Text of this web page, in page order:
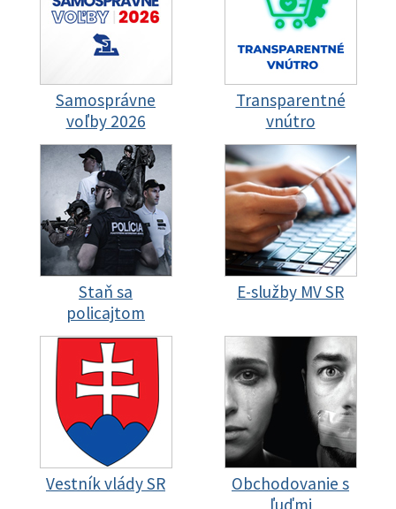
Samosprávne
voľby 2026
Transparentné
vnútro
Staň sa
policajtom
E-služby MV SR
Vestník vlády SR
Obchodovanie s